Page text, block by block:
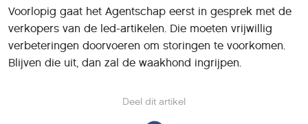
Deel dit artikel
Voorlopig gaat het Agentschap eerst in gesprek met de
verkopers van de led-artikelen. Die moeten vrijwillig
verbeteringen doorvoeren om storingen te voorkomen.
Blijven die uit, dan zal de waakhond ingrijpen.